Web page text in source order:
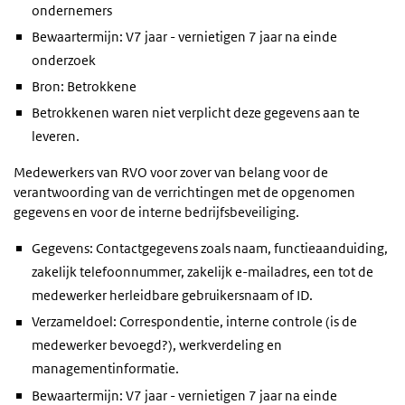
ondernemers
Bewaartermijn: V7 jaar - vernietigen 7 jaar na einde
onderzoek
Bron: Betrokkene
Betrokkenen waren niet verplicht deze gegevens aan te
leveren.
Medewerkers van RVO voor zover van belang voor de
verantwoording van de verrichtingen met de opgenomen
gegevens en voor de interne bedrijfsbeveiliging.
Gegevens: Contactgegevens zoals naam, functieaanduiding,
zakelijk telefoonnummer, zakelijk e-mailadres, een tot de
medewerker herleidbare gebruikersnaam of ID.
Verzameldoel: Correspondentie, interne controle (is de
medewerker bevoegd?), werkverdeling en
managementinformatie.
Bewaartermijn: V7 jaar - vernietigen 7 jaar na einde